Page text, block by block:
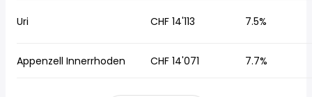
Uri CHF 14'113 7.5%
Appenzell Innerrhoden CHF 14'071 7.7%